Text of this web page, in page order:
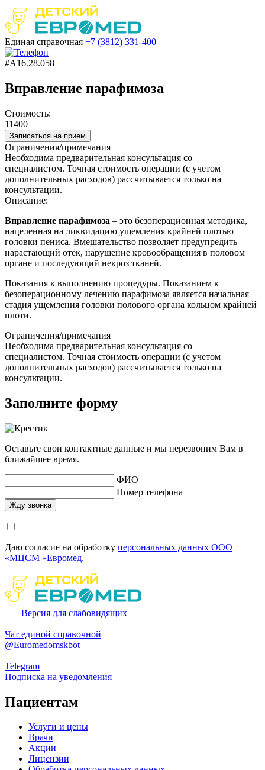
Единая справочная +7 (3812) 331-400
#A16.28.058
Вправление парафимоза
Стоимость:
11400
Записаться на прием
Ограничения/примечания
Необходима предварительная консультация со
специалистом. Точная стоимость операции (с учетом
дополнительных расходов) рассчитывается только на
консультации.
Описание:
Вправление парафимоза – это безоперационная методика,
нацеленная на ликвидацию ущемления крайней плотью
головки пениса. Вмешательство позволяет предупредить
нарастающий отёк, нарушение кровообращения в половом
органе и последующий некроз тканей.
Показания к выполнению процедуры. Показанием к
безоперационному лечению парафимоза является начальная
стадия ущемления головки полового органа кольцом крайней
плоти.
Ограничения/примечания
Необходима предварительная консультация со
специалистом. Точная стоимость операции (с учетом
дополнительных расходов) рассчитывается только на
консультации.
Заполните форму
Оставьте свои контактные данные и мы перезвоним Вам в
ближайшее время.
ФИО
Номер телефона
Даю согласие на обработку персональных данных ООО
«МЦСМ «Евромед.
Версия для слабовидящих
Чат единой справочной
@Euromedomskbot
Telegram
Подписка на уведомления
Пациентам
Услуги и цены
Врачи
Акции
Лицензии